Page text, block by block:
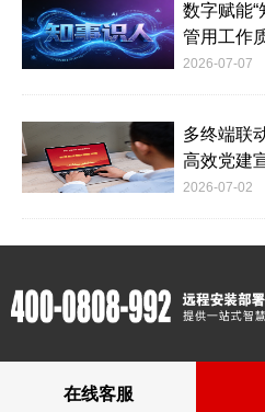
数字赋能“
管用工作
2026-07-07
多终端联
高效党建
2026-07-02
版权所有：Copyright © 2012-2023
在线客服